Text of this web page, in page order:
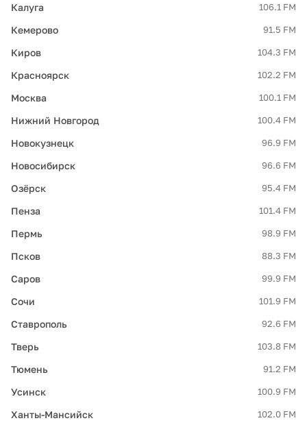
Калуга 106.1 FM
Кемерово 91.5 FM
Киров 104.3 FM
Красноярск 102.2 FM
Москва 100.1 FM
Нижний Новгород 100.4 FM
Новокузнецк 96.9 FM
Новосибирск 96.6 FM
Озёрск 95.4 FM
Пенза 101.4 FM
Пермь 98.9 FM
Псков 88.3 FM
Саров 99.9 FM
Сочи 101.9 FM
Ставрополь 92.6 FM
Тверь 103.8 FM
Тюмень 91.2 FM
Усинск 100.9 FM
Ханты-Мансийск 102.0 FM